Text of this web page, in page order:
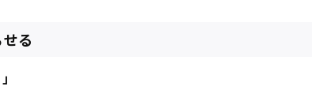
る